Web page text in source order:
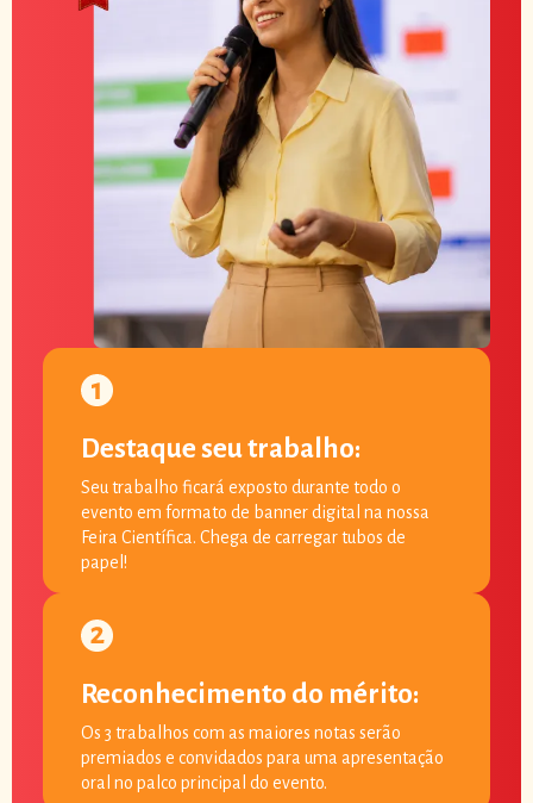
Destaque seu trabalho:
Seu trabalho ficará exposto durante todo o
evento em formato de banner digital na nossa
Feira Científica. Chega de carregar tubos de
papel!
Reconhecimento do mérito:
Os 3 trabalhos com as maiores notas serão
premiados e convidados para uma apresentação
oral no palco principal do evento.